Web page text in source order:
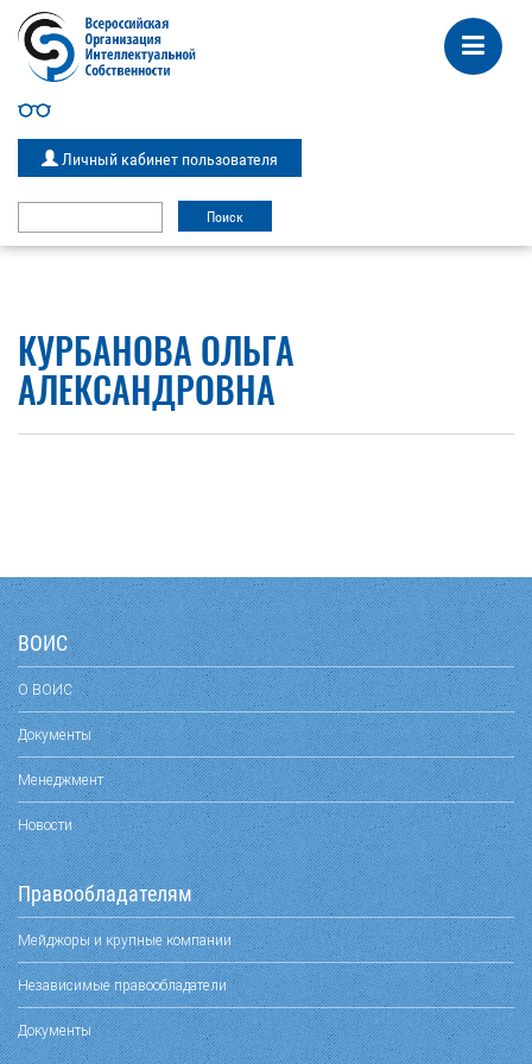
Личный кабинет пользователя
КУРБАНОВА ОЛЬГА
АЛЕКСАНДРОВНА
ВОИС
О ВОИС
Документы
Менеджмент
Новости
Правообладателям
Мейджоры и крупные компании
Независимые правообладатели
Документы